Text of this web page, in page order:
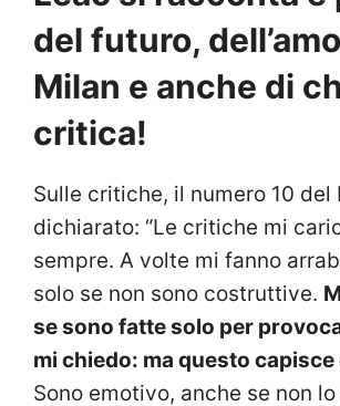
del futuro,
Milan e anche di
critica!
Sulle critiche, il numero 10 del
dichiarato: “Le critiche mi
sempre. A volte mi fanno
solo se non sono costruttive.
se sono fatte solo per
mi chiedo: ma questo capisce
Sono emotivo, anche se non lo